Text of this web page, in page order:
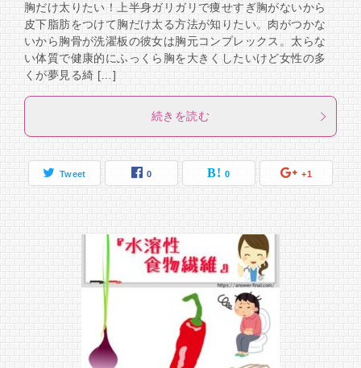
胸だけ太りたい！上半身ガリガリで痩せすぎ胸がないから
皮下脂肪をつけて胸だけ太る方法が知りたい。肉がつかな
いから胸骨が洗濯板の彼女は胸元コンプレックス。太らな
い体質で健康的にふっくら胸を大きくしたいけど女性の多
くが夢見る綺 […]
続きを読む
Tweet 0 0 +1